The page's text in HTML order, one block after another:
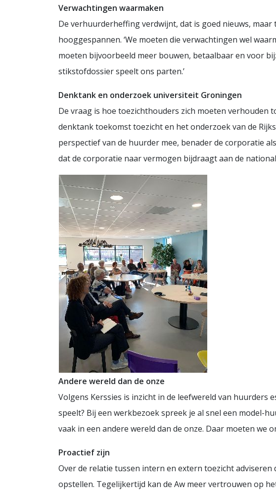
Verwachtingen waarmaken
De verhuurderheffing verdwijnt, dat is goed nieuws,
hooggespannen. ‘We moeten die verwachtingen wel
moeten bijvoorbeeld meer bouwen, betaalbaar en voor
stikstofdossier speelt ons parten.’
Denktank en onderzoek universiteit Groningen
De vraag is hoe toezichthouders zich moeten verhouden
denktank toekomst toezicht en het onderzoek van de
perspectief van de huurder mee, benader de corporatie
dat de corporatie naar vermogen bijdraagt aan de
Andere wereld dan de onze
Volgens Kerssies is inzicht in de leefwereld van huurders
speelt? Bij een werkbezoek spreek je al snel een model-
vaak in een andere wereld dan de onze. Daar moeten we
Proactief zijn
Over de relatie tussen intern en extern toezicht adviseren
opstellen. Tegelijkertijd kan de Aw meer vertrouwen op